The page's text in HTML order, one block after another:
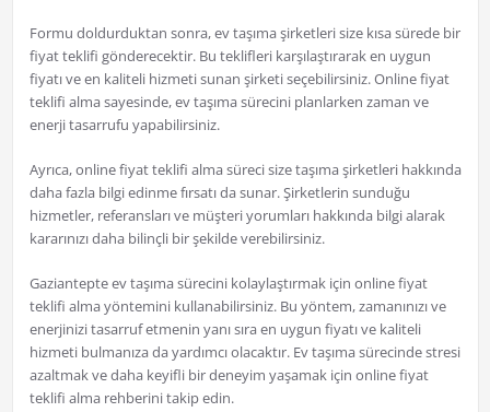
Formu doldurduktan sonra, ev taşıma şirketleri size kısa sürede bir
fiyat teklifi gönderecektir. Bu teklifleri karşılaştırarak en uygun
fiyatı ve en kaliteli hizmeti sunan şirketi seçebilirsiniz. Online fiyat
teklifi alma sayesinde, ev taşıma sürecini planlarken zaman ve
enerji tasarrufu yapabilirsiniz.
Ayrıca, online fiyat teklifi alma süreci size taşıma şirketleri hakkında
daha fazla bilgi edinme fırsatı da sunar. Şirketlerin sunduğu
hizmetler, referansları ve müşteri yorumları hakkında bilgi alarak
kararınızı daha bilinçli bir şekilde verebilirsiniz.
Gaziantepte ev taşıma sürecini kolaylaştırmak için online fiyat
teklifi alma yöntemini kullanabilirsiniz. Bu yöntem, zamanınızı ve
enerjinizi tasarruf etmenin yanı sıra en uygun fiyatı ve kaliteli
hizmeti bulmanıza da yardımcı olacaktır. Ev taşıma sürecinde stresi
azaltmak ve daha keyifli bir deneyim yaşamak için online fiyat
teklifi alma rehberini takip edin.